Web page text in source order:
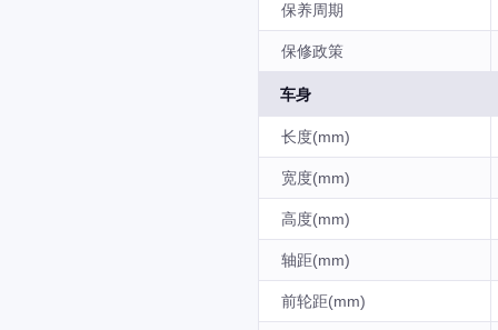
保养周期
保修政策
车身
长度(mm)
宽度(mm)
高度(mm)
轴距(mm)
前轮距(mm)